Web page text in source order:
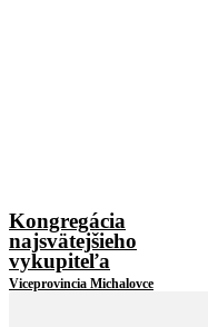
Kongregácia
najsvätejšieho
vykupiteľa
Viceprovincia Michalovce